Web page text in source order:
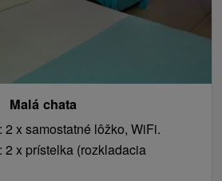
Malá chata
x samostatné lôžko, WiFi.
x prístelka (rozkladacia